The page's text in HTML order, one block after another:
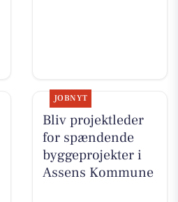
JOBNYT
Bliv projektleder
for spændende
byggeprojekter i
Assens Kommune